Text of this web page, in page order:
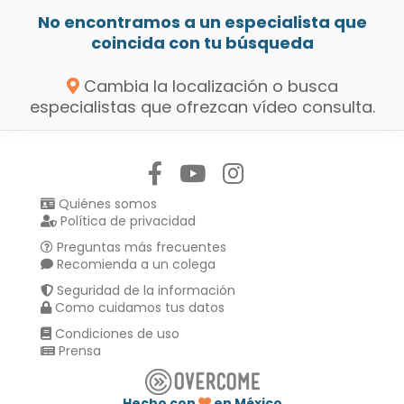
No encontramos a un especialista que
coincida con tu búsqueda
Cambia la localización o busca
especialistas que ofrezcan vídeo consulta.
Quiénes somos
Política de privacidad
Preguntas más frecuentes
Recomienda a un colega
Seguridad de la información
Como cuidamos tus datos
Condiciones de uso
Prensa